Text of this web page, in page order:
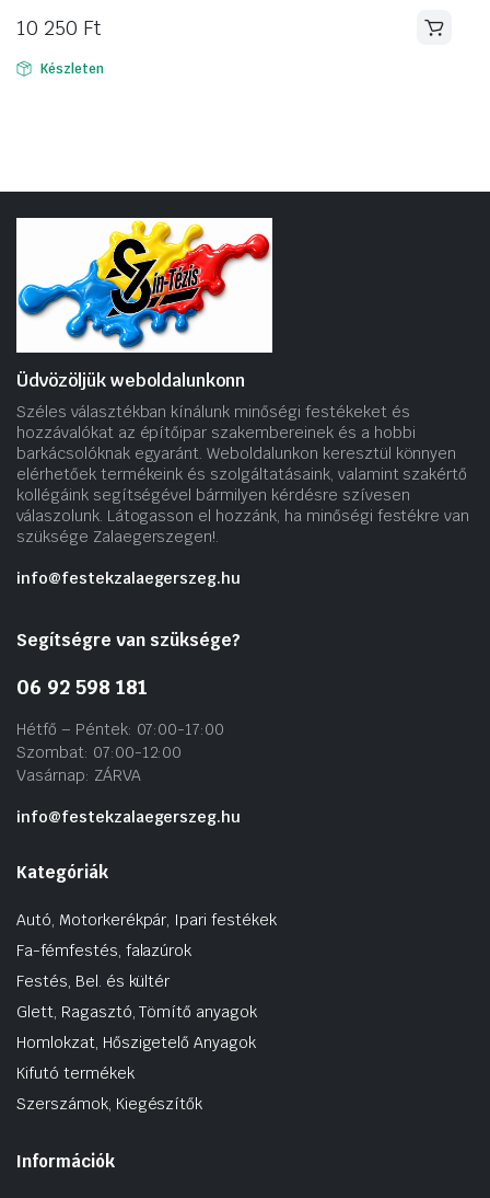
10 250 Ft
Készleten
Üdvözöljük weboldalunkonn
Széles választékban kínálunk minőségi festékeket és
hozzávalókat az építőipar szakembereinek és a hobbi
barkácsolóknak egyaránt. Weboldalunkon keresztül könnyen
elérhetőek termékeink és szolgáltatásaink, valamint szakértő
kollégáink segítségével bármilyen kérdésre szívesen
válaszolunk. Látogasson el hozzánk, ha minőségi festékre van
szüksége Zalaegerszegen!.
info@festekzalaegerszeg.hu
Segítségre van szüksége?
06 92 598 181
Hétfő – Péntek: 07:00-17:00
Szombat: 07:00-12:00
Vasárnap: ZÁRVA
info@festekzalaegerszeg.hu
Kategóriák
Autó, Motorkerékpár, Ipari festékek
Fa-fémfestés, falazúrok
Festés, Bel. és kültér
Glett, Ragasztó, Tömítő anyagok
Homlokzat, Hőszigetelő Anyagok
Kifutó termékek
Szerszámok, Kiegészítők
Információk